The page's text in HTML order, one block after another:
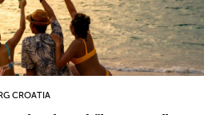
CROATIA